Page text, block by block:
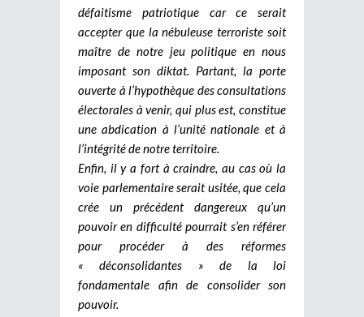
défaitisme patriotique car ce serait
accepter que la nébuleuse terroriste soit
maître de notre jeu politique en nous
imposant son diktat. Partant, la porte
ouverte à l’hypothèque des consultations
électorales à venir, qui plus est, constitue
une abdication à l’unité nationale et à
l’intégrité de notre territoire.
Enfin, il y a fort à craindre, au cas où la
voie parlementaire serait usitée, que cela
crée un précédent dangereux qu’un
pouvoir en difficulté pourrait s’en référer
pour procéder à des réformes
« déconsolidantes » de la loi
fondamentale afin de consolider son
pouvoir.